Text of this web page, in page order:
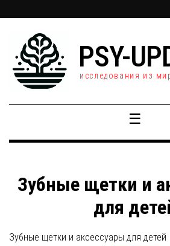
PSY-
исследования из
☰
Зубные щетки и
для
Зубные щетки и аксессуары для детей